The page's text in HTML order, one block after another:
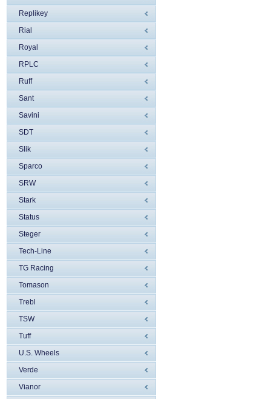
Replikey
Rial
Royal
RPLC
Ruff
Sant
Savini
SDT
Slik
Sparco
SRW
Stark
Status
Steger
Tech-Line
TG Racing
Tomason
Trebl
TSW
Tuff
U.S. Wheels
Verde
Vianor